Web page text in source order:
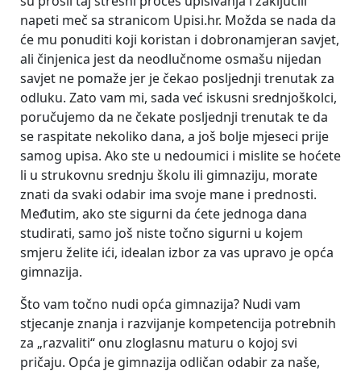
napeti meč sa stranicom Upisi.hr. Možda se nada da
će mu ponuditi koji koristan i dobronamjeran savjet,
ali činjenica jest da neodlučnome osmašu nijedan
savjet ne pomaže jer je čekao posljednji trenutak za
odluku. Zato vam mi, sada već iskusni srednjoškolci,
poručujemo da ne čekate posljednji trenutak te da
se raspitate nekoliko dana, a još bolje mjeseci prije
samog upisa. Ako ste u nedoumici i mislite se hoćete
li u strukovnu srednju školu ili gimnaziju, morate
znati da svaki odabir ima svoje mane i prednosti.
Međutim, ako ste sigurni da ćete jednoga dana
studirati, samo još niste točno sigurni u kojem
smjeru želite ići, idealan izbor za vas upravo je opća
gimnazija.
Što vam točno nudi opća gimnazija? Nudi vam
stjecanje znanja i razvijanje kompetencija potrebnih
za „razvaliti“ onu zloglasnu maturu o kojoj svi
pričaju. Opća je gimnazija odličan odabir za naše,